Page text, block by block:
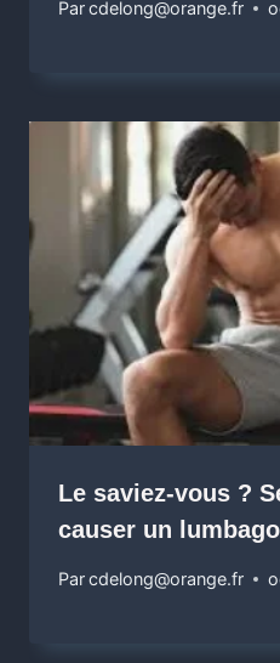
Parcdelong@orange.fr
Le saviez-vous ?
causer un
Parcdelong@orange.fr